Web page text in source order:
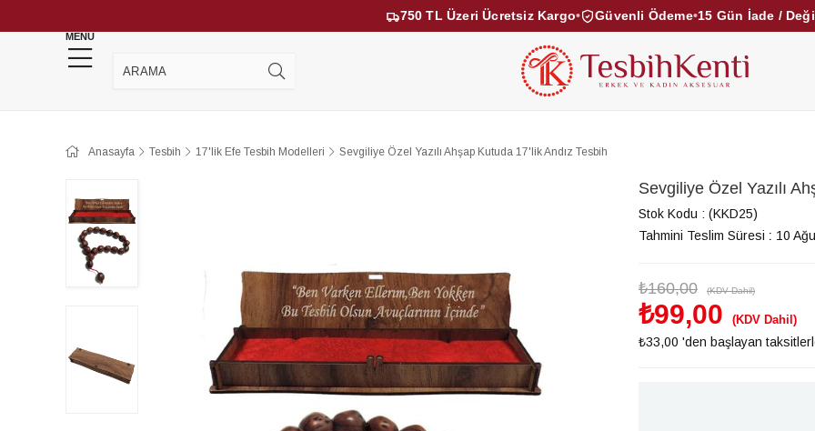
750 TL Üzeri Ücretsiz Kargo• Güvenli Ödeme•15 Gün İade /
MENU
KEHRİBAR TESBİHLER KUKA TESBİHLER
Anasayfa Tesbih 17'lik Efe Tesbih Modelleri Sevgiliye Özel Yazılı Ahşap Kutuda 17'lik Andız Tesbih
Sevgiliye Özel Yazılı
Stok Kodu
(KKD25)
Tahmini Teslim Süresi : 10
₺160,00 (KDV Dahil)
₺99,00 (KDV Dahil)
₺33,00 'den başlayan